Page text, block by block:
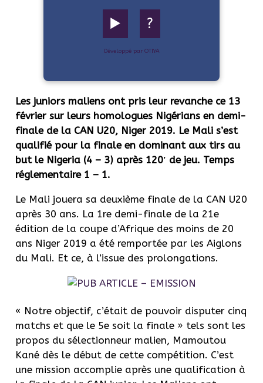
▶️ ?
Développé par OTIYA
Les juniors maliens ont pris leur revanche ce 13
février sur leurs homologues Nigérians en demi-
finale de la CAN U20, Niger 2019. Le Mali s’est
qualifié pour la finale en dominant aux tirs au
but le Nigeria (4 – 3) après 120′ de jeu. Temps
réglementaire 1 – 1.
Le Mali jouera sa deuxième finale de la CAN U20
après 30 ans. La 1re demi-finale de la 21e
édition de la coupe d’Afrique des moins de 20
ans Niger 2019 a été remportée par les Aiglons
du Mali. Et ce, à l’issue des prolongations.
« Notre objectif, c’était de pouvoir disputer cinq
matchs et que le 5e soit la finale » tels sont les
propos du sélectionneur malien, Mamoutou
Kané dès le début de cette compétition. C’est
une mission accomplie après une qualification à